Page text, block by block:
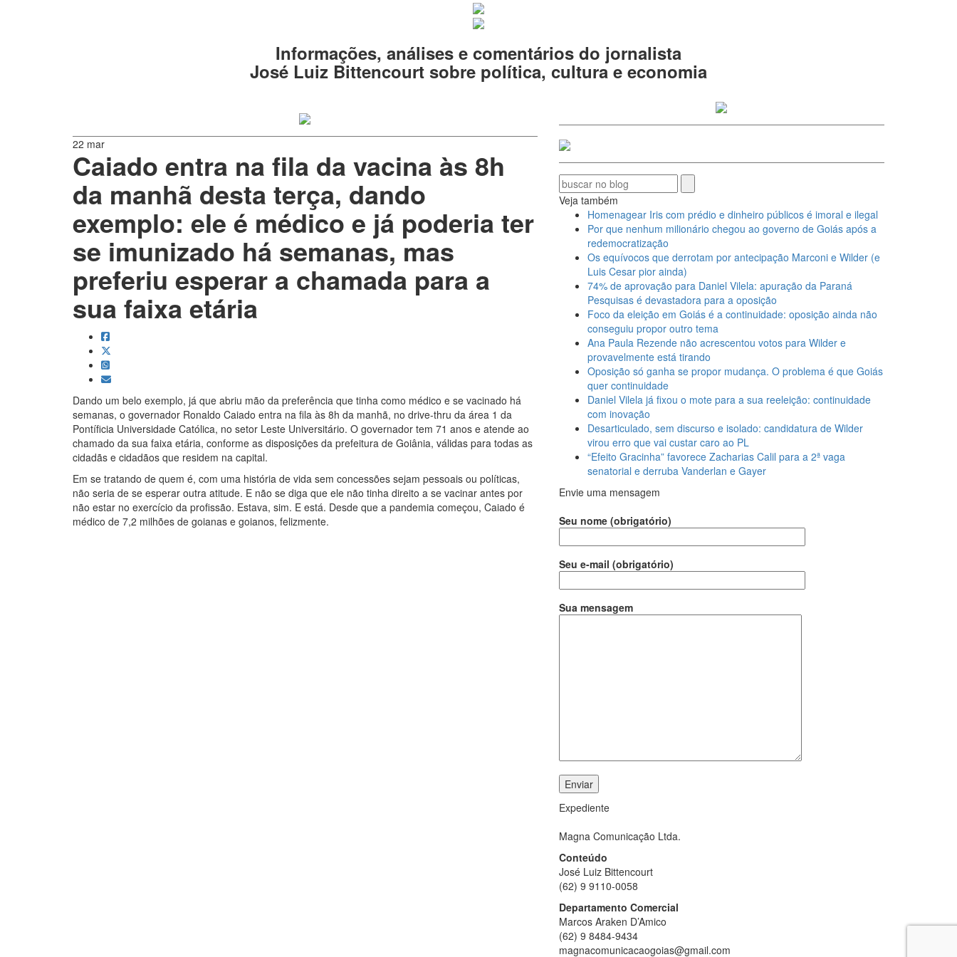
Informações, análises e comentários do jornalista
José Luiz Bittencourt sobre política, cultura e economia
22 mar
Caiado entra na fila da vacina às 8h
da manhã desta terça, dando
exemplo: ele é médico e já poderia ter
se imunizado há semanas, mas
preferiu esperar a chamada para a
sua faixa etária
Dando um belo exemplo, já que abriu mão da preferência que tinha como médico e se vacinado há
semanas, o governador Ronaldo Caiado entra na fila às 8h da manhã, no drive-thru da área 1 da
Pontíficia Universidade Católica, no setor Leste Universitário. O governador tem 71 anos e atende ao
chamado da sua faixa etária, conforme as disposições da prefeitura de Goiânia, válidas para todas as
cidadãs e cidadãos que residem na capital.
Em se tratando de quem é, com uma história de vida sem concessões sejam pessoais ou políticas,
não seria de se esperar outra atitude. E não se diga que ele não tinha direito a se vacinar antes por
não estar no exercício da profissão. Estava, sim. E está. Desde que a pandemia começou, Caiado é
médico de 7,2 milhões de goianas e goianos, felizmente.
Veja também
Homenagear Iris com prédio e dinheiro públicos é imoral e ilegal
Por que nenhum milionário chegou ao governo de Goiás após a
redemocratização
Os equívocos que derrotam por antecipação Marconi e Wilder (e
Luis Cesar pior ainda)
74% de aprovação para Daniel Vilela: apuração da Paraná
Pesquisas é devastadora para a oposição
Foco da eleição em Goiás é a continuidade: oposição ainda não
conseguiu propor outro tema
Ana Paula Rezende não acrescentou votos para Wilder e
provavelmente está tirando
Oposição só ganha se propor mudança. O problema é que Goiás
quer continuidade
Daniel Vilela já fixou o mote para a sua reeleição: continuidade
com inovação
Desarticulado, sem discurso e isolado: candidatura de Wilder
virou erro que vai custar caro ao PL
“Efeito Gracinha” favorece Zacharias Calil para a 2ª vaga
senatorial e derruba Vanderlan e Gayer
Envie uma mensagem
Seu nome (obrigatório)
Seu e-mail (obrigatório)
Sua mensagem
Expediente
Magna Comunicação Ltda.
Conteúdo
José Luiz Bittencourt
(62) 9 9110-0058
Departamento Comercial
Marcos Araken D’Amico
(62) 9 8484-9434
magnacomunicacaogoias@gmail.com